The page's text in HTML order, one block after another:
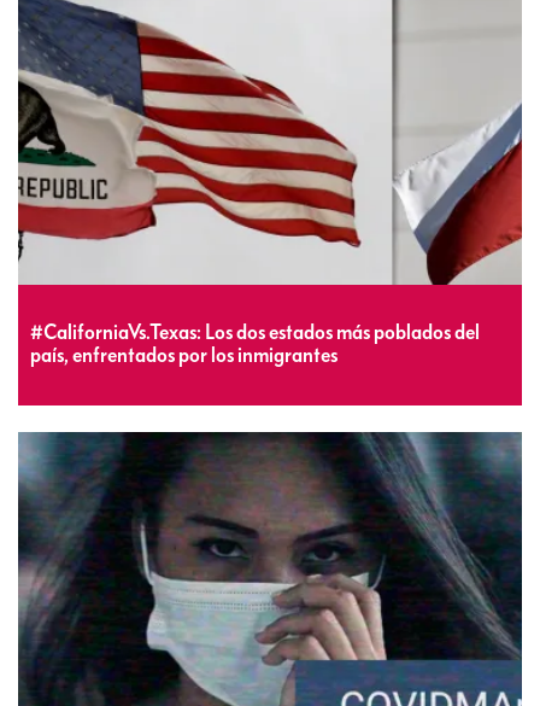
#CaliforniaVs.Texas: Los dos estados más poblados del
país, enfrentados por los inmigrantes